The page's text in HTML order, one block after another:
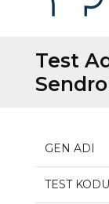
Test
GEN ADI
TEST KODU